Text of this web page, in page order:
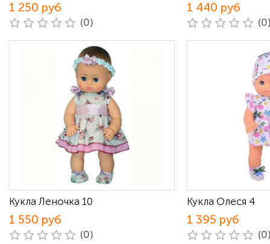
1 250 руб
(0)
1 440 руб
Кукла Леночка 10
1 550 руб
(0)
Кукла Олеся 4
1 395 руб